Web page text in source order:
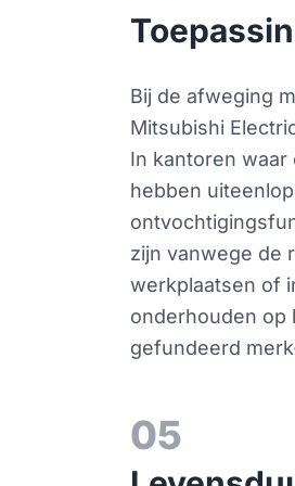
Bij de afweging
Mitsubishi
In kantoren
hebben
zijn vanwege de
werkplaatsen of
onderhouden op
gefundeerd
05